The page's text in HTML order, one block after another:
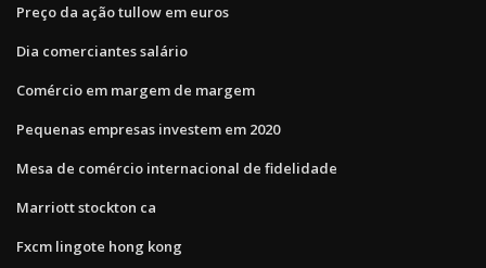
Preço da ação tullow em euros
Dia comerciantes salário
Comércio em margem de margem
Pequenas empresas investem em 2020
Mesa de comércio internacional de fidelidade
Marriott stockton ca
Fxcm lingote hong kong